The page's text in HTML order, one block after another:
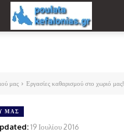
μας Εργασίες καθαρισμού στο χωριό μας!
ΜΑΣ
19 Ιουλίου 2016